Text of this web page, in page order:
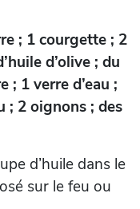
; 1 courgette ; 2
d’olive ; du
; 1 verre d’eau ;
; 2 oignons ; des
d’huile dans le
sur le feu ou